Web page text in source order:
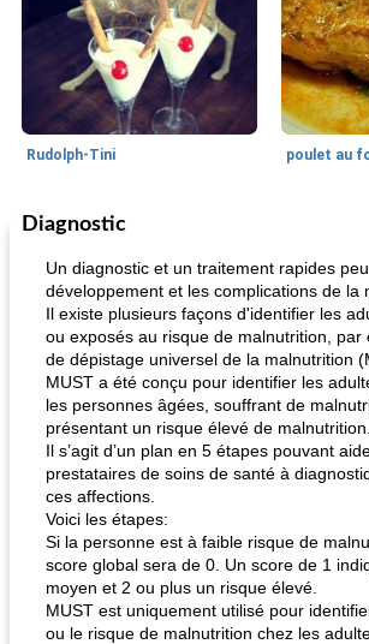
Rudolph-Tini poulet au
Alimentation saine
pouding au chocolat maison
Diagnostic
Un diagnostic et un traitement rapides
développement et les complications de la
Il existe plusieurs façons d'identifier les
ou exposés au risque de malnutrition, par
de dépistage universel de la malnutrition
MUST a été conçu pour identifier les
les personnes âgées, souffrant de
présentant un risque élevé de malnutrition.
Il s’agit d’un plan en 5 étapes pouvant
prestataires de soins de santé à
ces affections.
Voici les étapes:
Si la personne est à faible risque de
score global sera de 0. Un score de 1
moyen et 2 ou plus un risque élevé.
MUST est uniquement utilisé pour
ou le risque de malnutrition chez les